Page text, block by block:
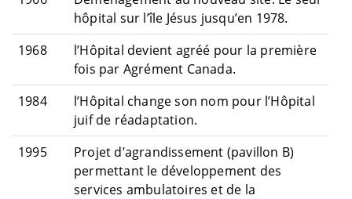
hôpital sur l’île Jésus jusqu’en 1978.
1968
l’Hôpital devient agréé pour la première
fois par Agrément Canada.
1984
l’Hôpital change son nom pour l’Hôpital
juif de réadaptation.
1995
Projet d’agrandissement (pavillon B)
permettant le développement des
services ambulatoires et de la